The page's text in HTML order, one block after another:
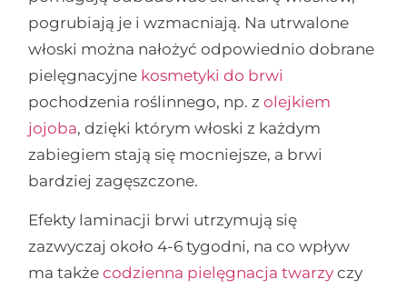
pogrubiają je i wzmacniają. Na utrwalone
włoski można nałożyć odpowiednio dobrane
pielęgnacyjne kosmetyki do brwi
pochodzenia roślinnego, np. zolejkiem
jojoba, dzięki którym włoski z każdym
zabiegiem stają się mocniejsze, a brwi
bardziej zagęszczone.
Efekty laminacji brwi utrzymują się
zazwyczaj około 4-6 tygodni, na co wpływ
ma takżecodzienna pielęgnacja twarzy czy